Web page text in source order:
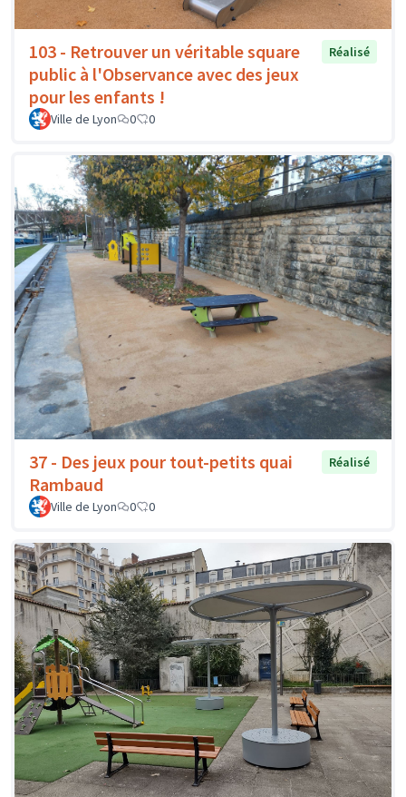
103 - Retrouver un véritable square
public à l'Observance avec des jeux
pour les enfants !
Réalisé
Ville de Lyon 0 0
37 - Des jeux pour tout-petits quai
Rambaud
Réalisé
Ville de Lyon 0 0